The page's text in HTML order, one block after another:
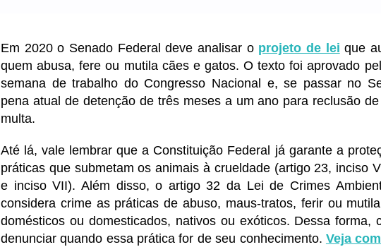
Em 2020 o Senado Federal deve analisar o projeto de lei que
quem abusa, fere ou mutila cães e gatos. O texto foi aprovado
semana de trabalho do Congresso Nacional e, se passar no
pena atual de detenção de três meses a um ano para reclusão
multa.
Até lá, vale lembrar que a Constituição Federal já garante a
práticas que submetam os animais à crueldade (artigo 23, inciso
e inciso VII). Além disso, o artigo 32 da Lei de Crimes
considera crime as práticas de abuso, maus-tratos, ferir ou
domésticos ou domesticados, nativos ou exóticos. Dessa forma,
denunciar quando essa prática for de seu conhecimento. Veja